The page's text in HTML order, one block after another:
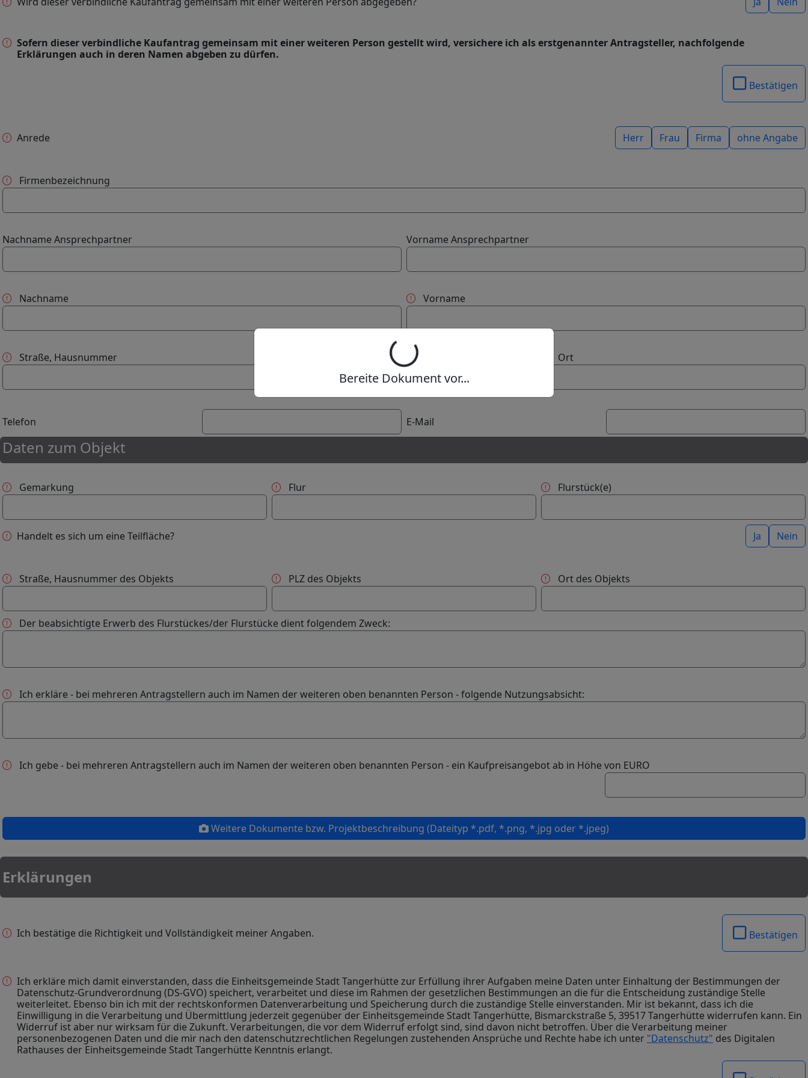
Bereite Dokument vor...
Sofern dieser verbindliche Kaufantrag gemeinsam mit einer weiteren Person gestellt wird, versichere ich als erstgenannter Antragsteller, nachfolgende
Erklärungen auch in deren Namen abgeben zu dürfen.
Bestätigen
Anrede Herr Frau Firma ohne Angabe
Firmenbezeichnung
Nachname Ansprechpartner Vorname Ansprechpartner
Nachname Vorname
Straße, Hausnummer Ort
Telefon E-Mail
Daten zum Objekt
Gemarkung Flur Flurstück(e)
Handelt es sich um eine Teilfläche? Ja Nein
Straße, Hausnummer des Objekts PLZ des Objekts Ort des Objekts
Der beabsichtigte Erwerb des Flurstückes/der Flurstücke dient folgendem Zweck:
Ich erkläre - bei mehreren Antragstellern auch im Namen der weiteren oben benannten Person - folgende Nutzungsabsicht:
Ich gebe - bei mehreren Antragstellern auch im Namen der weiteren oben benannten Person - ein Kaufpreisangebot ab in Höhe von EURO
Weitere Dokumente bzw. Projektbeschreibung (Dateityp *.pdf, *.png, *.jpg oder *.jpeg)
Erklärungen
Ich bestätige die Richtigkeit und Vollständigkeit meiner Angaben. Bestätigen
Ich erkläre mich damit einverstanden, dass die Einheitsgemeinde Stadt Tangerhütte zur Erfüllung ihrer Aufgaben meine Daten unter Einhaltung der Bestimmungen der
Datenschutz-Grundverordnung (DS-GVO) speichert, verarbeitet und diese im Rahmen der gesetzlichen Bestimmungen an die für die Entscheidung zuständige Stelle
weiterleitet. Ebenso bin ich mit der rechtskonformen Datenverarbeitung und Speicherung durch die zuständige Stelle einverstanden. Mir ist bekannt, dass ich die
Einwilligung in die Verarbeitung und Übermittlung jederzeit gegenüber der Einheitsgemeinde Stadt Tangerhütte, Bismarckstraße 5, 39517 Tangerhütte widerrufen kann. Ein
Widerruf ist aber nur wirksam für die Zukunft. Verarbeitungen, die vor dem Widerruf erfolgt sind, sind davon nicht betroffen. Über die Verarbeitung meiner
personenbezogenen Daten und die mir nach den datenschutzrechtlichen Regelungen zustehenden Ansprüche und Rechte habe ich unter "Datenschutz" des Digitalen
Rathauses der Einheitsgemeinde Stadt Tangerhütte Kenntnis erlangt.